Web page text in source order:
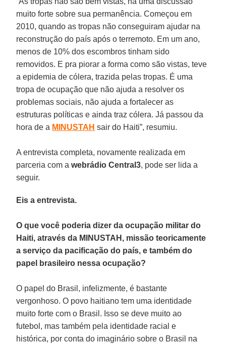
muito forte sobre sua permanência. Começou em
2010, quando as tropas não conseguiram ajudar na
reconstrução do país após o terremoto. Em um ano,
menos de 10% dos escombros tinham sido
removidos. E pra piorar a forma como são vistas, teve
a epidemia de cólera, trazida pelas tropas. É uma
tropa de ocupação que não ajuda a resolver os
problemas sociais, não ajuda a fortalecer as
estruturas políticas e ainda traz cólera. Já passou da
hora de a MINUSTAH sair do Haiti”, resumiu.
A entrevista completa, novamente realizada em
parceria com awebrádio Central3, pode ser lida a
seguir.
Eis a entrevista.
O que você poderia dizer da ocupação militar do
Haiti, através da MINUSTAH, missão teoricamente
a serviço da pacificação do país, e também do
papel brasileiro nessa ocupação?
O papel do Brasil, infelizmente, é bastante
vergonhoso. O povo haitiano tem uma identidade
muito forte com o Brasil. Isso se deve muito ao
futebol, mas também pela identidade racial e
histórica, por conta do imaginário sobre o Brasil na